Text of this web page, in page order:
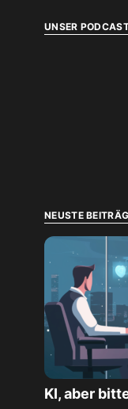
UNSER
NEUSTE
KI, aber